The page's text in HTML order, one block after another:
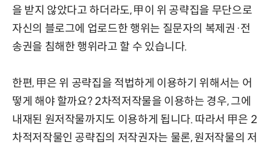
을 받지 않았다고 하더라도, 甲이 위 공략집을 무단으로
자신의 블로그에 업로드한 행위는 질문자의 복제권·전
송권을 침해한 행위라고 할 수 있습니다.
한편, 甲은 위 공략집을 적법하게 이용하기 위해서는 어
떻게 해야 할까요? 2차적저작물을 이용하는 경우, 그에
내재된 원저작물까지도 이용하게 됩니다. 따라서 甲은 2
차적저작물인 공략집의 저작권자는 물론, 원저작물의 저